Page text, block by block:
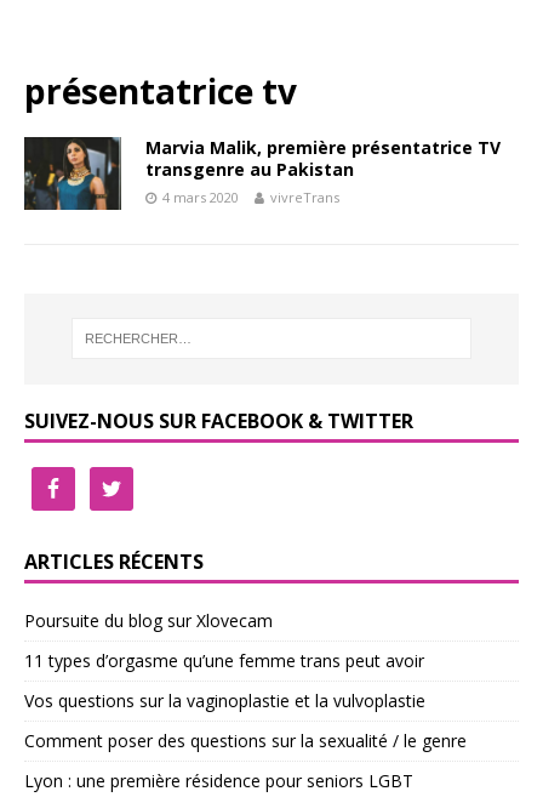
présentatrice tv
Marvia Malik, première présentatrice TV
transgenre au Pakistan
4 mars 2020 vivreTrans
SUIVEZ-NOUS SUR FACEBOOK & TWITTER
ARTICLES RÉCENTS
Poursuite du blog sur Xlovecam
11 types d’orgasme qu’une femme trans peut avoir
Vos questions sur la vaginoplastie et la vulvoplastie
Comment poser des questions sur la sexualité / le genre
Lyon : une première résidence pour seniors LGBT